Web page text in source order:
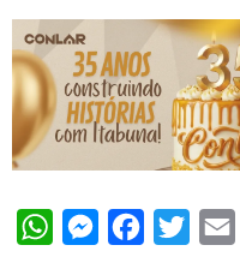
WhatsAppMessengerFacebook
Twitter